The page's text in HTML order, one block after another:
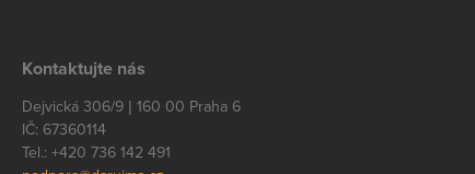
Kontaktujte nás
Dejvická 306/9 | 160 00 Praha 6
IČ: 67360114
Tel.: +420 736 142 491